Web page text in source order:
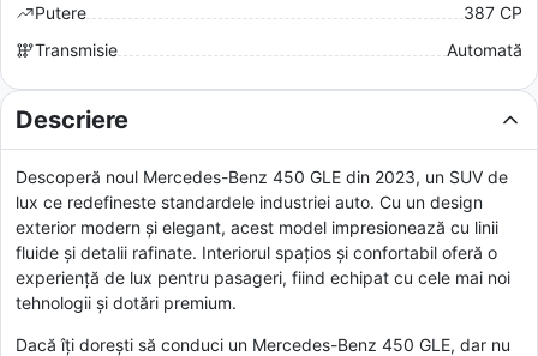
Putere
387 CP
Transmisie
Automată
Descriere
Descoperă noul Mercedes-Benz 450 GLE din 2023, un SUV de
lux ce redefineste standardele industriei auto. Cu un design
exterior modern și elegant, acest model impresionează cu linii
fluide și detalii rafinate. Interiorul spațios și confortabil oferă o
experiență de lux pentru pasageri, fiind echipat cu cele mai noi
tehnologii și dotări premium.
Dacă îți dorești să conduci un Mercedes-Benz 450 GLE, dar nu